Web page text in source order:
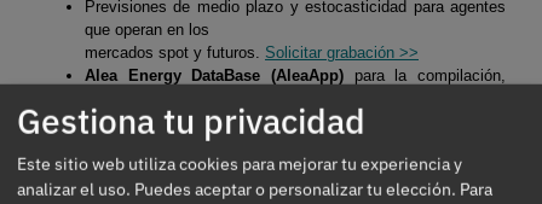
Previsiones de medio plazo y estocasticidad para agentes
que operan en los
mercados spot y futuros. Solicitar grabación >>
Alea Energy DataBase (AleaApp) para la compilación,
datos relacionados con los mercados de energía.
Gestiona tu privacidad
Este sitio web utiliza cookies para mejorar tu experiencia y
analizar el uso. Puedes aceptar o personalizar tu elección. Para